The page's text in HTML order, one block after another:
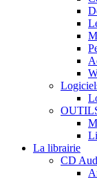
La librairie
CD